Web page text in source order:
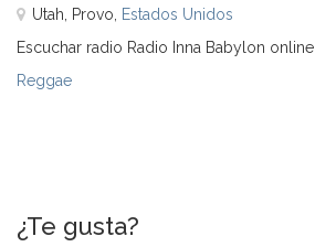
Utah, Provo, Estados Unidos
Escuchar radio Radio Inna Babylon online
Reggae
¿Te gusta?